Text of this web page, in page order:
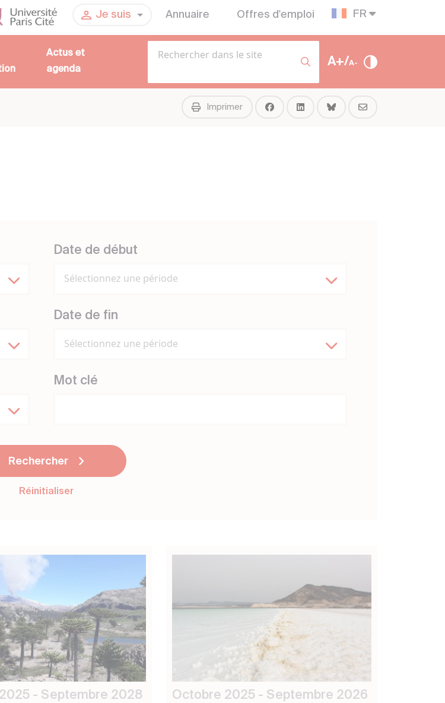
Je suis Annuaire Offres d'emploi FR
Actus et
agenda
A+/A-
Imprimer
Date de début
Sélectionnez une période
Date de fin
Sélectionnez une période
Mot clé
Rechercher
Réinitialiser
- Septembre 2028
Octobre 2025 - Septembre 2026